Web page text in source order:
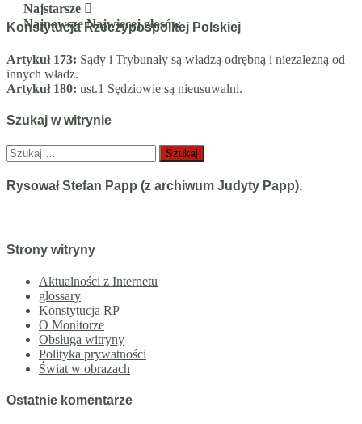
Najstarsze
Najnowsze Najwięcej głosów
Konstytucja Rzeczypospolitej Polskiej
Artykuł 173: Sądy i Trybunały są władzą odrębną i niezależną od
innych władz.
Artykuł 180: ust.1 Sędziowie są nieusuwalni.
Szukaj w witrynie
Szukaj:
Rysował Stefan Papp (z archiwum Judyty Papp).
Strony witryny
Aktualności z Internetu
glossary
Konstytucja RP
O Monitorze
Obsługa witryny
Polityka prywatności
Świat w obrazach
Ostatnie komentarze